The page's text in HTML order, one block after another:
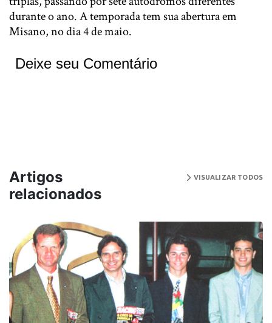
durante o ano. A temporada tem sua abertura em
Misano, no dia 4 de maio.
Deixe seu Comentário
Artigos
relacionados
VISUALIZAR TODOS